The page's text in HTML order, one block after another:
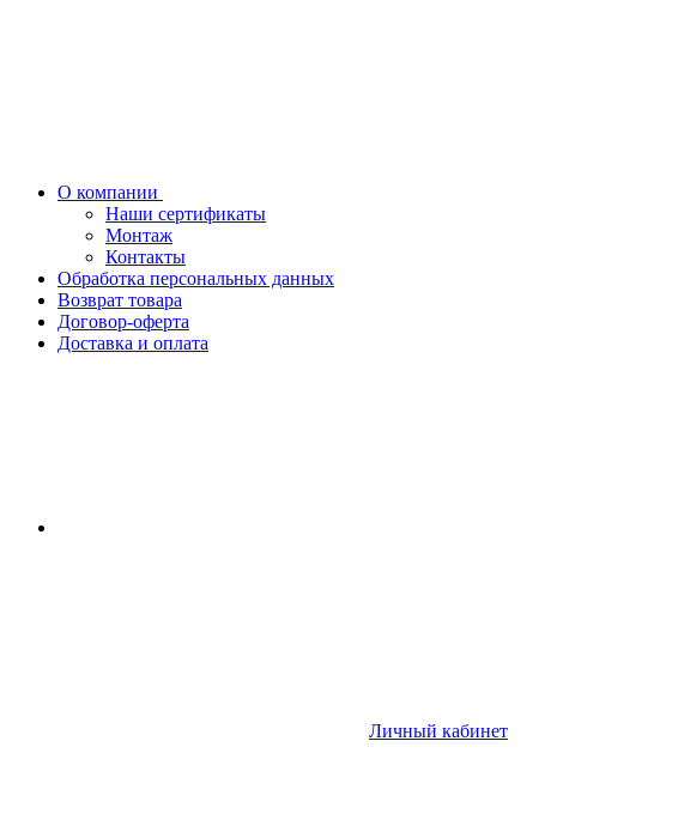
О компании
Наши сертификаты
Монтаж
Контакты
Обработка персональных данных
Возврат товара
Договор-оферта
Доставка и оплата
Личный кабинет